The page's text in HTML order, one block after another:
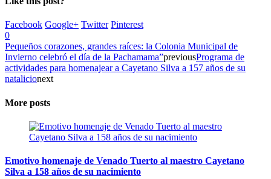
Facebook Google+ Twitter Pinterest
0
Pequeños corazones, grandes raíces: la Colonia Municipal de
Invierno celebró el día de la Pachamama”previousPrograma de
actividades para homenajear a Cayetano Silva a 157 años de su
natalicionext
More posts
Emotivo homenaje de Venado Tuerto al maestro Cayetano
Silva a 158 años de su nacimiento